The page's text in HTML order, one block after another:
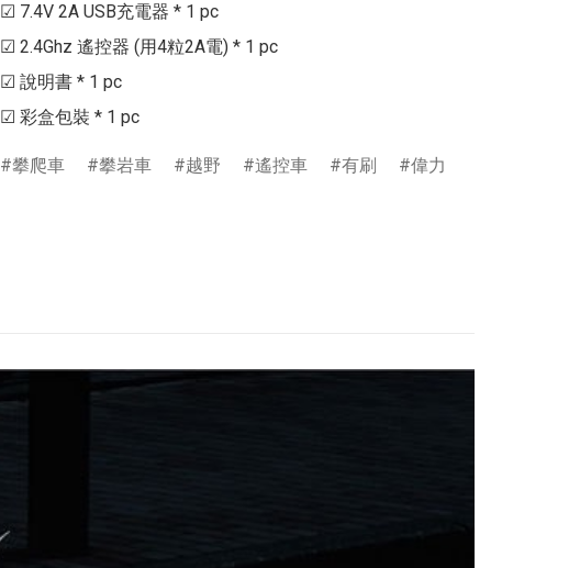
☑ 7.4V 2A USB充電器 * 1 pc
☑ 2.4Ghz 遙控器 (用4粒2A電) * 1 pc
☑ 說明書 * 1 pc
攀爬車 攀岩車 越野 遙控車 有刷 偉力